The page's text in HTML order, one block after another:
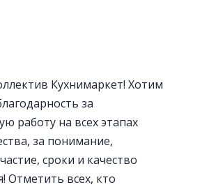
Кухнимаркет! Хотим
за
работу на всех этапах
за понимание,
сроки и качество
Отметить всех, кто